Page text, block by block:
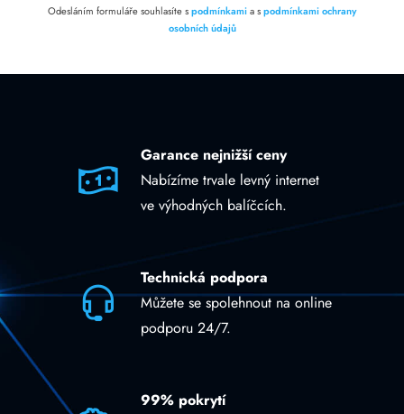
Odesláním formuláře souhlasíte spodmínkamia spodmínkami ochrany
osobních údajů
Garance nejnižší ceny
Nabízíme trvale levný internet
ve výhodných balíčcích.
Technická podpora
Můžete se spolehnout na online
podporu 24/7.
99% pokrytí